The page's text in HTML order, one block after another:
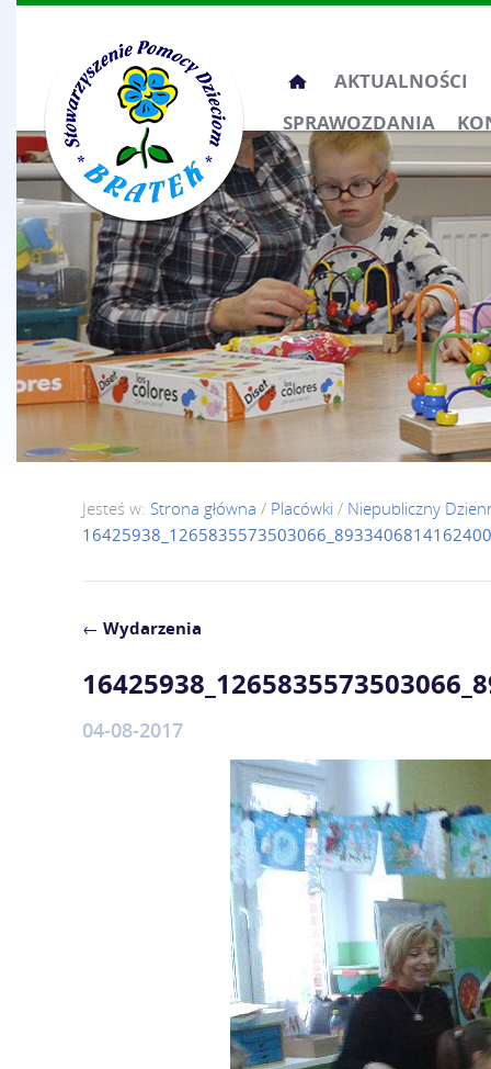
Przeskocz
do
treści
AKTUALNOŚCI
SPRAWOZDANIA
Jesteś w: Strona główna / Placówki / Niepubliczny
← Wydarzenia
04-08-2017